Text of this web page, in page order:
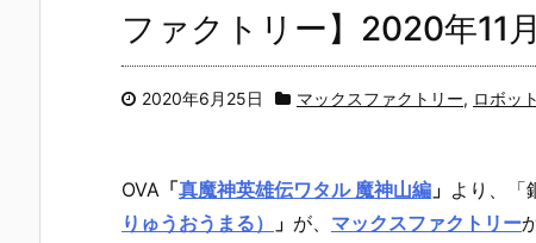
ファクトリー】2020年11
2020年6月25日 マックスファクトリー, ロボッ
OVA 「真魔神英雄伝ワタル 魔神山編 」 より、
りゅうおうまる）
」 が、 マックスファクトリー